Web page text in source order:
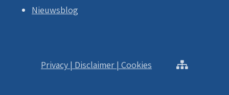
Nieuwsblog
Privacy | Disclaimer | Cookies